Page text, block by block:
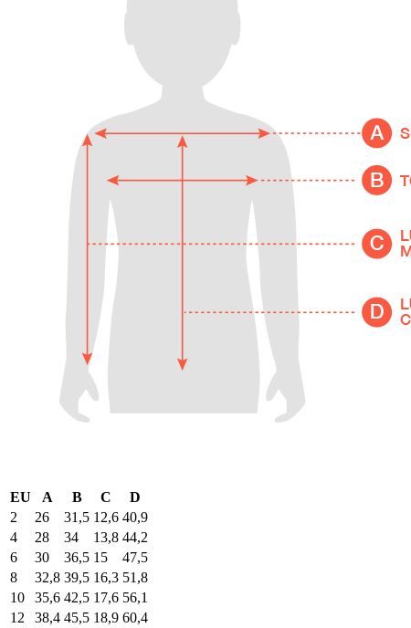
EU A B C
D
2
26 31,5 12,6 40,9
4
28 34 13,8 44,2
6
30 36,5 15
47,5
8
32,8 39,5 16,3 51,8
10
35,6 42,5 17,6 56,1
12
38,4 45,5 18,9 60,4